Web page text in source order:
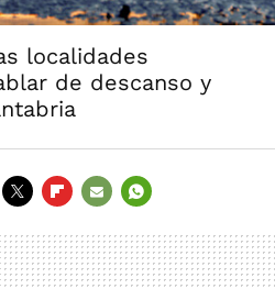
localidades
de descanso y
MAIL